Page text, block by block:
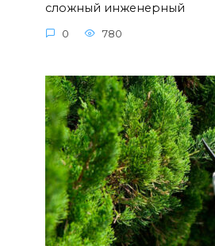
сложный инженерный
0 780